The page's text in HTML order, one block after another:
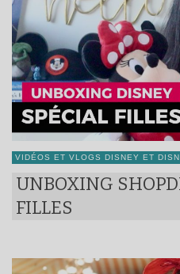
VIDÉOS ET VLOGS DISNEY ET
UNBOXING
FILLES